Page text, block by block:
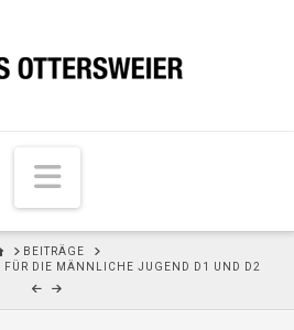
N
a
v
i
g
O
BEITRÄGE
FÜR DIE MÄNNLICHE JUGEND D1 UND D2